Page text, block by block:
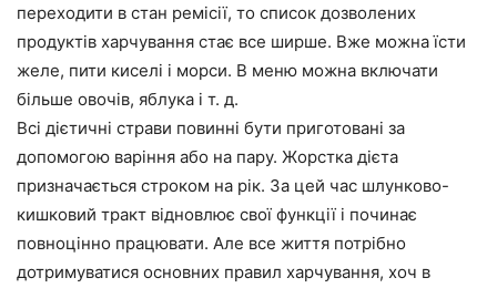
переходити в стан ремісії, то список дозволених
продуктів харчування стає все ширше. Вже можна їсти
желе, пити киселі і морси. В меню можна включати
більше овочів, яблука і т. д.
Всі дієтичні страви повинні бути приготовані за
допомогою варіння або на пару. Жорстка дієта
призначається строком на рік. За цей час шлунково-
кишковий тракт відновлює свої функції і починає
повноцінно працювати. Але все життя потрібно
дотримуватися основних правил харчування, хоч в